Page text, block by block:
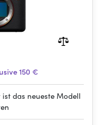
150 €
ist das neueste Modell